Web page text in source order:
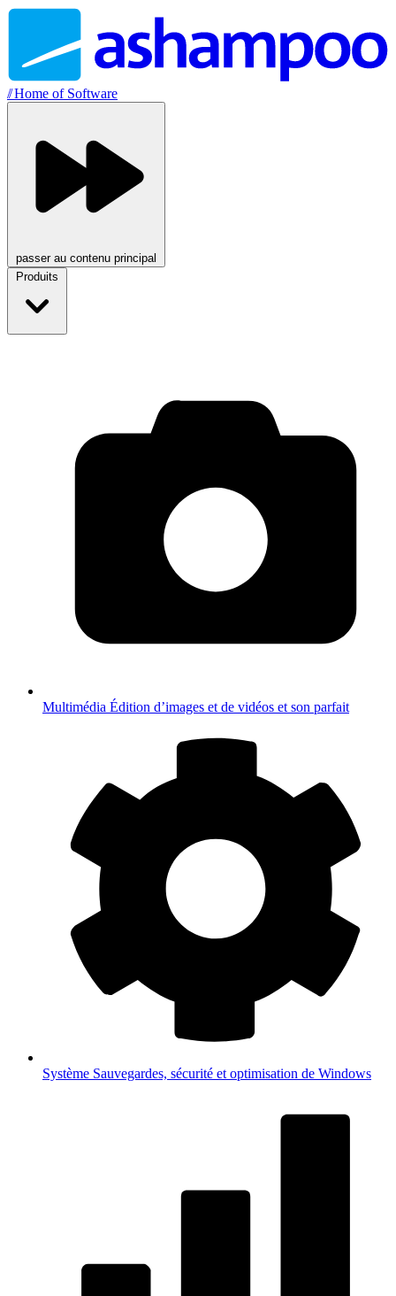
//Home of Software
passer au contenu principal
Produits
Multimédia Édition d’images et de vidéos et son parfait
Système Sauvegardes, sécurité et optimisation de Windows